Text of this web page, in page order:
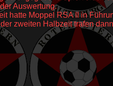
Auswertung.
hatte Moppel RSA II in
zweiten Halbzeit trafen